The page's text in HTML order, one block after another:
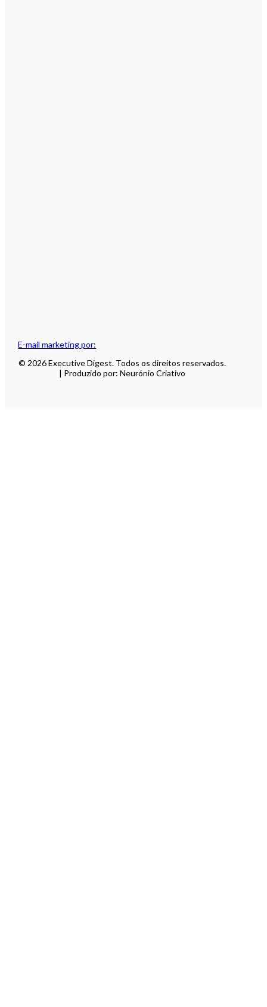
E-mail marketing por:
© 2026 Executive Digest. Todos os direitos reservados.
| Produzido por: Neurónio Criativo